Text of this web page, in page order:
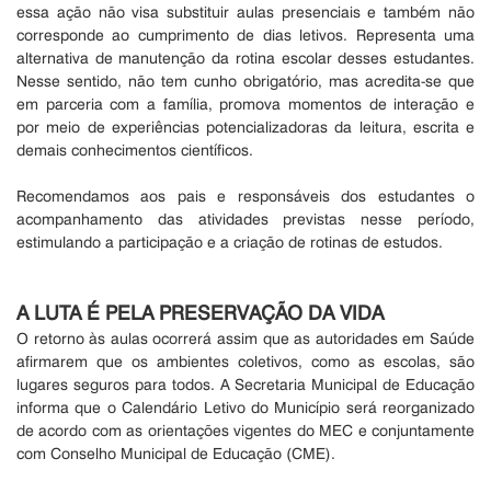
essa ação não visa substituir aulas presenciais e também não
corresponde ao cumprimento de dias letivos. Representa uma
alternativa de manutenção da rotina escolar desses estudantes.
Nesse sentido, não tem cunho obrigatório, mas acredita-se que
em parceria com a família, promova momentos de interação e
por meio de experiências potencializadoras da leitura, escrita e
demais conhecimentos científicos.
Recomendamos aos pais e responsáveis dos estudantes o
acompanhamento das atividades previstas nesse período,
estimulando a participação e a criação de rotinas de estudos.
A LUTA É PELA PRESERVAÇÃO DA VIDA
O retorno às aulas ocorrerá assim que as autoridades em Saúde
afirmarem que os ambientes coletivos, como as escolas, são
lugares seguros para todos. A Secretaria Municipal de Educação
informa que o Calendário Letivo do Município será reorganizado
de acordo com as orientações vigentes do MEC e conjuntamente
com Conselho Municipal de Educação (CME).